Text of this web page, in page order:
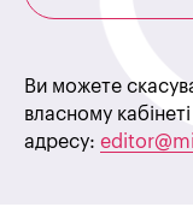
Ви можете
власному
адресу: